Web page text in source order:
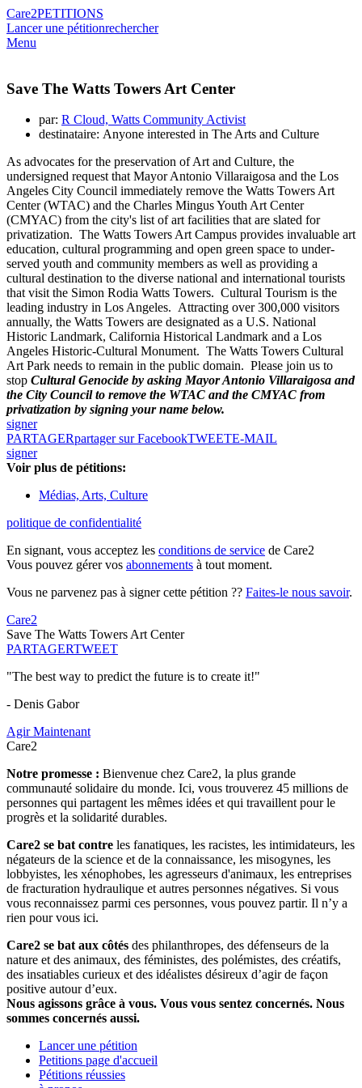
Care2PETITIONS
Lancer une pétitionrechercher
Menu
Save The Watts Towers Art Center
par: R Cloud, Watts Community Activist
destinataire: Anyone interested in The Arts and Culture
As advocates for the preservation of Art and Culture, the
undersigned request that Mayor Antonio Villaraigosa and the Los
Angeles City Council immediately remove the Watts Towers Art
Center (WTAC) and the Charles Mingus Youth Art Center
(CMYAC) from the city's list of art facilities that are slated for
privatization. The Watts Towers Art Campus provides invaluable art
education, cultural programming and open green space to under-
served youth and community members as well as providing a
cultural destination to the diverse national and international tourists
that visit the Simon Rodia Watts Towers. Cultural Tourism is the
leading industry in Los Angeles. Attracting over 300,000 visitors
annually, the Watts Towers are designated as a U.S. National
Historic Landmark, California Historical Landmark and a Los
Angeles Historic-Cultural Monument. The Watts Towers Cultural
Art Park needs to remain in the public domain. Please join us to
stop Cultural Genocide by asking Mayor Antonio Villaraigosa and
the City Council to remove the WTAC and the CMYAC from
privatization by signing your name below.
signer
PARTAGERpartager sur FacebookTWEETE-MAIL
signer
Voir plus de pétitions:
Médias, Arts, Culture
politique de confidentialité
En signant, vous acceptez les conditions de service de Care2
Vous pouvez gérer vos abonnements à tout moment.
Vous ne parvenez pas à signer cette pétition ?? Faites-le nous savoir.
Care2
Save The Watts Towers Art Center
PARTAGERTWEET
"The best way to predict the future is to create it!"
- Denis Gabor
Agir Maintenant
Care2
Notre promesse : Bienvenue chez Care2, la plus grande
communauté solidaire du monde. Ici, vous trouverez 45 millions de
personnes qui partagent les mêmes idées et qui travaillent pour le
progrès et la solidarité durables.
Care2 se bat contre les fanatiques, les racistes, les intimidateurs, les
négateurs de la science et de la connaissance, les misogynes, les
lobbyistes, les xénophobes, les agresseurs d'animaux, les entreprises
de fracturation hydraulique et autres personnes négatives. Si vous
vous reconnaissez parmi ces personnes, vous pouvez partir. Il n’y a
rien pour vous ici.
Care2 se bat aux côtés des philanthropes, des défenseurs de la
nature et des animaux, des féministes, des polémistes, des créatifs,
des insatiables curieux et des idéalistes désireux d’agir de façon
positive autour d’eux.
Nous agissons grâce à vous. Vous vous sentez concernés. Nous
sommes concernés aussi.
Lancer une pétition
Petitions page d'accueil
Pétitions réussies